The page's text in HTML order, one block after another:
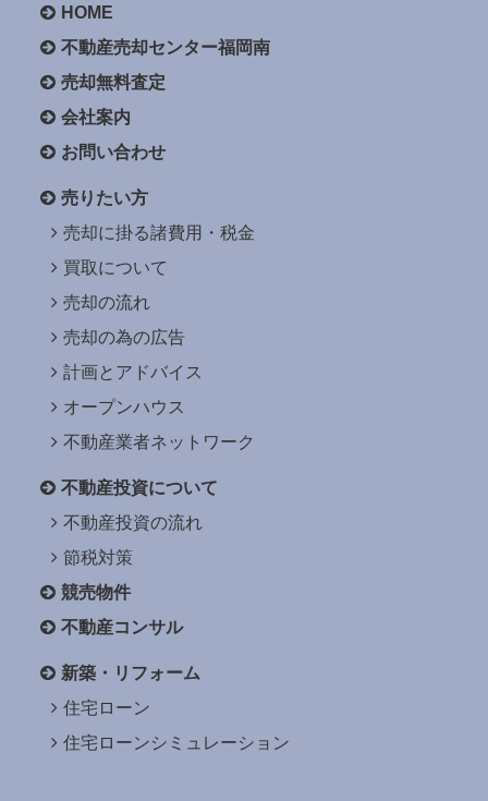
HOME
不動産売却センター福岡南
売却無料査定
会社案内
お問い合わせ
売りたい方
売却に掛る諸費用・税金
買取について
売却の流れ
売却の為の広告
計画とアドバイス
オープンハウス
不動産業者ネットワーク
不動産投資について
不動産投資の流れ
節税対策
競売物件
不動産コンサル
新築・リフォーム
住宅ローン
住宅ローンシミュレーション